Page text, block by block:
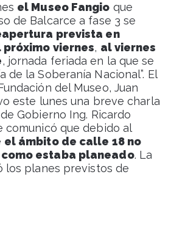
el Museo Fangio que
de Balcarce a fase 3 se
prevista en
viernes, al viernes
, jornada feriada en la que se
de la Soberanía Nacional”. El
del Museo, Juan
este lunes una breve charla
Gobierno Ing. Ricardo
comunicó que debido al
el ámbito de calle 18 no
estaba planeado. La
los planes previstos de